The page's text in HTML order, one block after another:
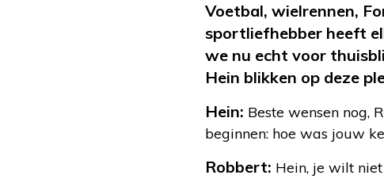
Voetbal, wielrennen,
sportliefhebber heeft
we nu echt voor
Hein blikken op deze
Hein: Beste wensen nog,
beginnen: hoe was jouw
Robbert: Hein, je wilt